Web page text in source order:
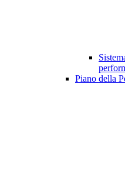
Piano della